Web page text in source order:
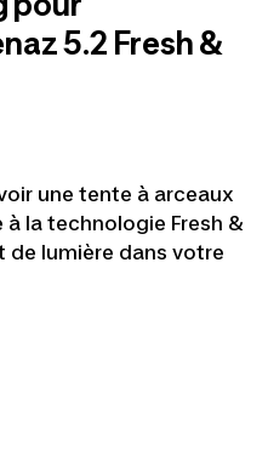
5.2 Fresh &
une tente à arceaux
la technologie Fresh &
de lumière dans votre